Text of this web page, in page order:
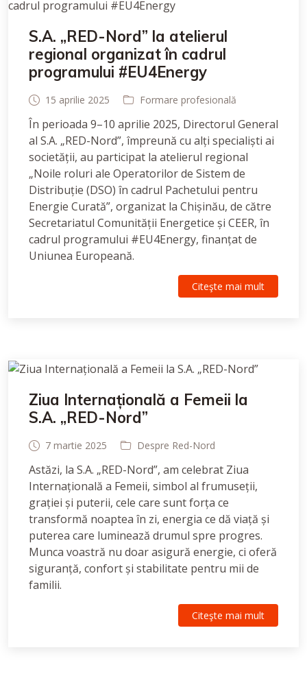
S.A. „RED-Nord” la atelierul
regional organizat în cadrul
programului #EU4Energy
15 aprilie 2025 Formare profesională
În perioada 9–10 aprilie 2025, Directorul General
al S.A. „RED-Nord”, împreună cu alți specialiști ai
societății, au participat la atelierul regional
„Noile roluri ale Operatorilor de Sistem de
Distribuție (DSO) în cadrul Pachetului pentru
Energie Curată”, organizat la Chișinău, de către
Secretariatul Comunității Energetice și CEER, în
cadrul programului #EU4Energy, finanțat de
Uniunea Europeană.
Citeşte mai mult
Ziua Internațională a Femeii la
S.A. „RED-Nord”
7 martie 2025 Despre Red-Nord
Astăzi, la S.A. „RED-Nord”, am celebrat Ziua
Internațională a Femeii, simbol al frumuseții,
grației și puterii, cele care sunt forța ce
transformă noaptea în zi, energia ce dă viață și
puterea care luminează drumul spre progres.
Munca voastră nu doar asigură energie, ci oferă
siguranță, confort și stabilitate pentru mii de
familii.
Citeşte mai mult